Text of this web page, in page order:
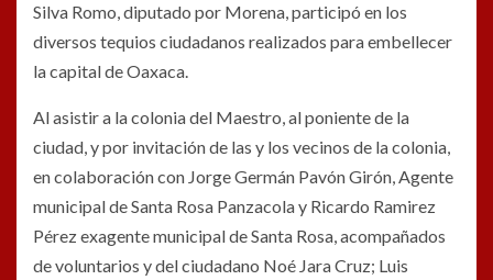
Silva Romo, diputado por Morena, participó en los
diversos tequios ciudadanos realizados para embellecer
la capital de Oaxaca.
Al asistir a la colonia del Maestro, al poniente de la
ciudad, y por invitación de las y los vecinos de la colonia,
en colaboración con Jorge Germán Pavón Girón, Agente
municipal de Santa Rosa Panzacola y Ricardo Ramirez
Pérez exagente municipal de Santa Rosa, acompañados
de voluntarios y del ciudadano Noé Jara Cruz; Luis